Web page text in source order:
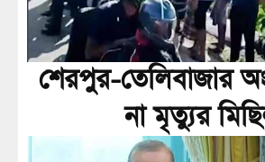
শেরপুর-তেলিবাজার
না মৃত্যুর